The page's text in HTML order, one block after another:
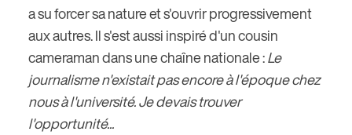
a su forcer sa nature et s'ouvrir progressivement
aux autres. Il s'est aussi inspiré d'un cousin
cameraman dans une chaîne nationale :Le
journalisme n'existait pas encore à l'époque chez
nous à l'université. Je devais trouver
l'opportunité...